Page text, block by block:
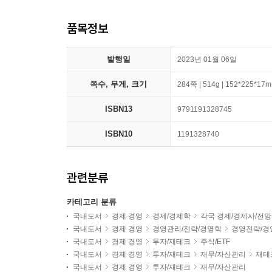
품목정보
발행일 2023년 01월 06일
쪽수, 무게, 크기 284쪽 | 514g |
ISBN13 9791191328745
ISBN10 1191328740
관련분류
카테고리 분류
국내도서 경제 경영 경제/경제학 각국 경제/경제사/전망
국내도서
경제 경영 경영관리/전략/경영학
경영전략/경
국내도서
경제 경영 투자/재테크
주식/ETF
국내도서
경제 경영 투자/재테크 재무/자산관리
재테
국내도서
경제 경영 투자/재테크
재무/자산관리